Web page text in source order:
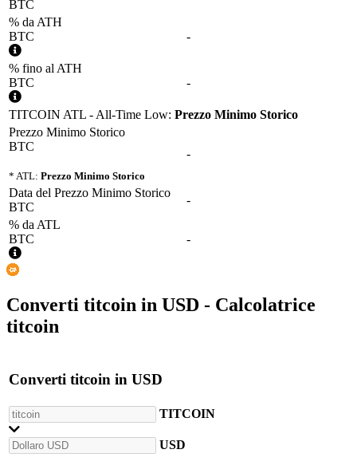
BTC
% da ATH
BTC
-
% fino al ATH
BTC
-
TITCOIN ATL - All-Time Low: Prezzo Minimo Storico
Prezzo Minimo Storico
BTC
* ATL: Prezzo Minimo Storico
-
Data del Prezzo Minimo Storico
BTC
-
% da ATL
BTC
-
Converti titcoin in USD - Calcolatrice
titcoin
Converti titcoin in USD
TITCOIN
USD